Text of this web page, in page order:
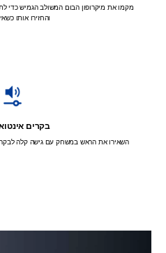
מקמו את מיקרופון הבום המשולב הגמיש כדי
והחזירו אותו
בקרים
השאירו את הראש במשחק עם גישה קלה